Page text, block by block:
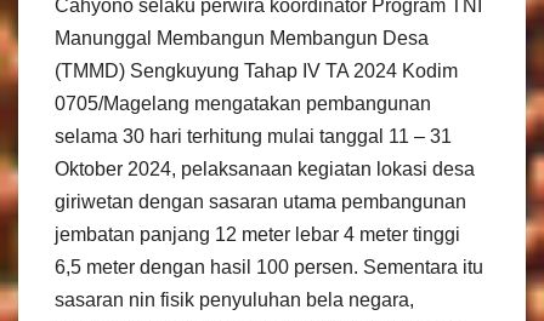
Cahyono selaku perwira koordinator Program TNI
Manunggal Membangun Membangun Desa
(TMMD) Sengkuyung Tahap IV TA 2024 Kodim
0705/Magelang mengatakan pembangunan
selama 30 hari terhitung mulai tanggal 11 – 31
Oktober 2024, pelaksanaan kegiatan lokasi desa
giriwetan dengan sasaran utama pembangunan
jembatan panjang 12 meter lebar 4 meter tinggi
6,5 meter dengan hasil 100 persen. Sementara itu
sasaran nin fisik penyuluhan bela negara,